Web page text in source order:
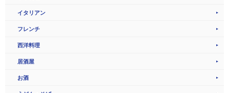
イタリアン
フレンチ
西洋料理
居酒屋
お酒